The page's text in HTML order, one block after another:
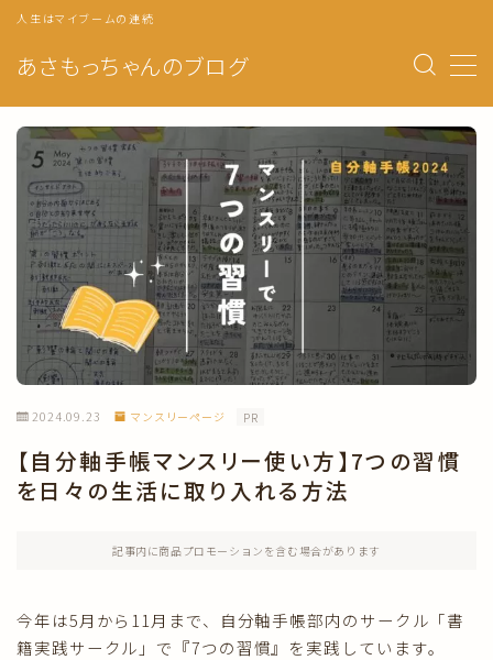
あさもっちゃんのブログ
人生はマイブームの連続
MENU
トップページ
プロフィール
自分軸手帳の使い方
マンスリーページ
ウィークリー
月の目標・振り返り
2024.09.23 マンスリーページ PR
【自分軸手帳マンスリー使い方】7つの習慣
を日々の生活に取り入れる方法
記事内に商品プロモーションを含む場合があります
今年は5月から11月まで、自分軸手帳部内のサークル「書
籍実践サークル」で『7つの習慣』を実践しています。